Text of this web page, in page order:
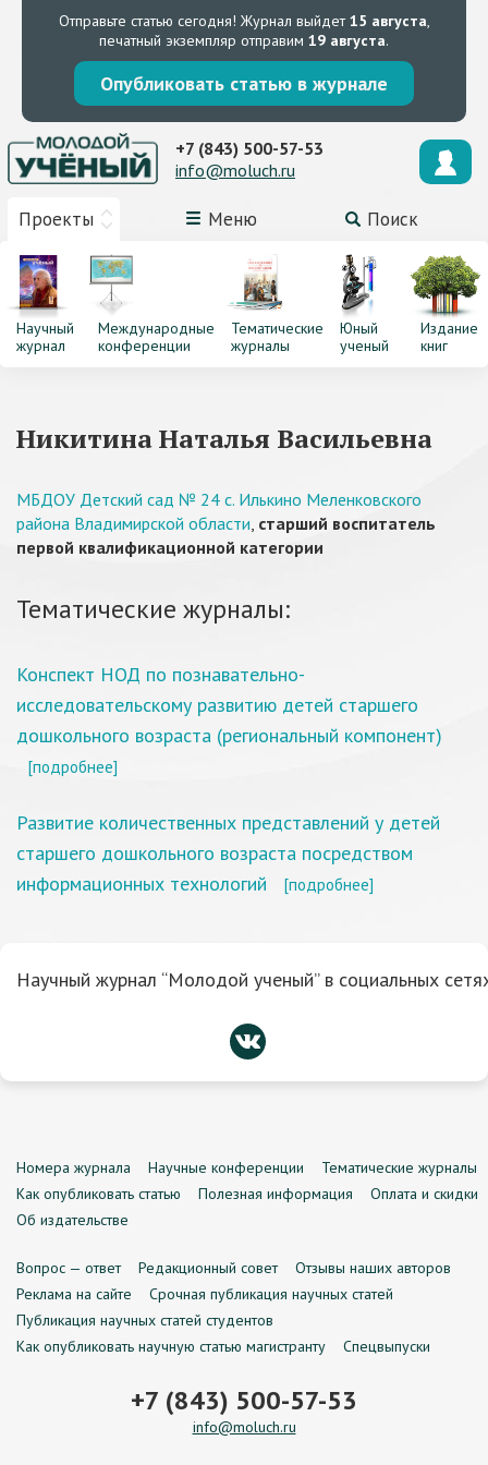
Отправьте статью сегодня! Журнал выйдет15 августа,
печатный экземпляр отправим 19 августа.
Опубликовать статью в журнале
Проекты Меню Поиск
+7 (843) 500-57-53
info@moluch.ru
Научный
журнал
Международные
конференции
Тематические
журналы
Юный
ученый
Издание
книг
Никитина Наталья Васильевна
МБДОУ Детский сад № 24 с. Илькино Меленковского
района Владимирской области, старший воспитатель
первой квалификационной категории
Тематические журналы:
Конспект НОД по познавательно-
исследовательскому развитию детей старшего
дошкольного возраста (региональный компонент)
[подробнее]
Развитие количественных представлений у детей
старшего дошкольного возраста посредством
информационных технологий
[подробнее]
Научный журнал “Молодой ученый” в социальных
Номера журнала Научные конференции
Тематические журналы
Как опубликовать статью
Полезная информация
Оплата и скидки
Об издательстве
Вопрос — ответ Редакционный совет
Отзывы наших авторов
Реклама на сайте
Срочная публикация научных статей
Публикация научных статей студентов
Как опубликовать научную статью магистранту
Спецвыпуски
+7 (843) 500-57-53
info@moluch.ru